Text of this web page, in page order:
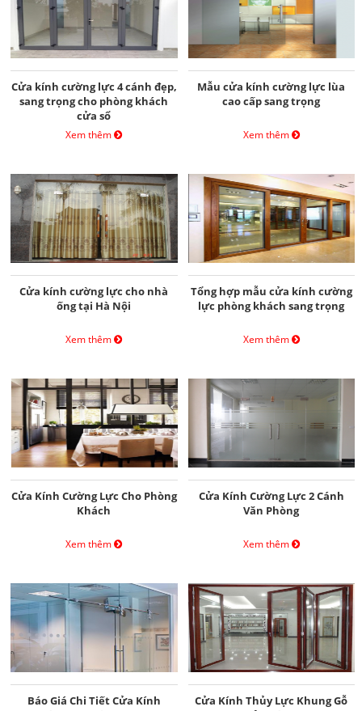
Cửa kính cường lực 4 cánh đẹp,
sang trọng cho phòng khách
cửa sổ
Xem thêm
Mẫu cửa kính cường lực lùa
cao cấp sang trọng
Xem thêm
Cửa kính cường lực cho nhà
ống tại Hà Nội
Xem thêm
Tổng hợp mẫu cửa kính cường
lực phòng khách sang trọng
Xem thêm
Cửa Kính Cường Lực Cho Phòng
Khách
Xem thêm
Cửa Kính Cường Lực 2 Cánh
Văn Phòng
Xem thêm
Báo Giá Chi Tiết Cửa Kính
Cửa Kính Thủy Lực Khung Gỗ